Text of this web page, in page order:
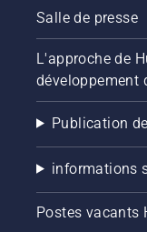
Salle de presse
L'approche de
développement
Publication
informations
Postes vacants